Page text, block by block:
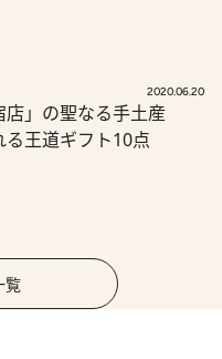
2020.06.20
店」の聖なる手土産
王道ギフト10点
覧